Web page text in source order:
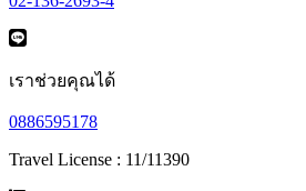
เราช่วยคุณได้
0886595178
Travel License : 11/11390